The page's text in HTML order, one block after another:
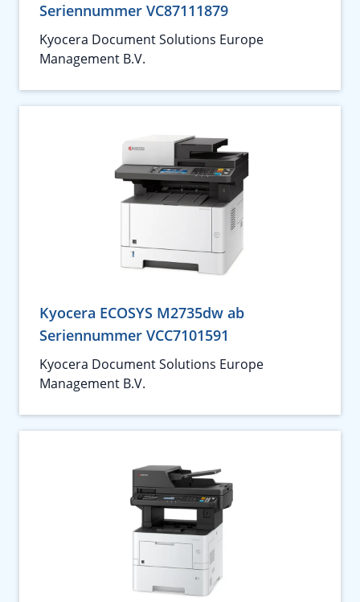
Seriennummer VC87111879
Kyocera Document Solutions Europe
Management B.V.
Kyocera ECOSYS M2735dw ab
Seriennummer VCC7101591
Kyocera Document Solutions Europe
Management B.V.